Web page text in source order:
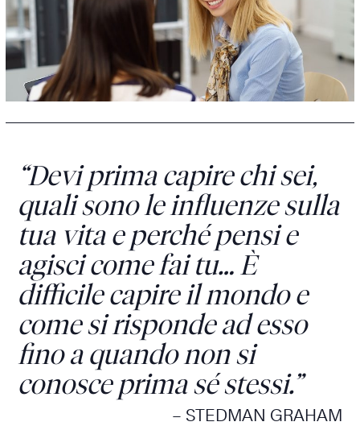
“Devi prima capire chi sei,
quali sono le influenze sulla
tua vita e perché pensi e
agisci come fai tu… È
difficile capire il mondo e
come si risponde ad esso
fino a quando non si
conosce prima sé stessi.”
– STEDMAN GRAHAM